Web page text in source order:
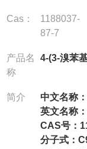
Cas：
1188037-
87-7
产品名
称
4-(3-溴苯
简介 中文名称：
英文名称：
CAS号：
分子式：